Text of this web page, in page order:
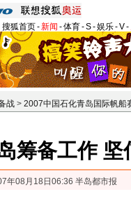
搜狐首页-新闻 -体育-S-娱乐-V-
战 > 2007中国石化青岛国际帆船
筹备工作
年08月18日06:36 半岛都市报